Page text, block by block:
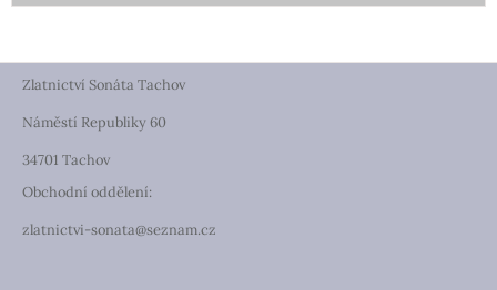
Zlatnictví Sonáta Tachov
Náměstí Republiky 60
34701 Tachov
Obchodní oddělení:
zlatnictvi-sonata@seznam.cz